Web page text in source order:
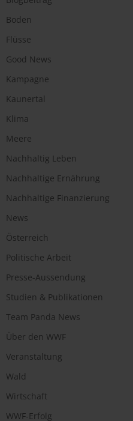
Boden
Flüsse
Good News
Kampagne
Kaunertal
Klima
Meere
Nachhaltig Leben
Nachhaltige Ernährung
Nachhaltige Finanzierung
News
Österreich
Politische Arbeit
Presse-Aussendung
Studien & Publikationen
Team Panda News
Über den WWF
Veranstaltung
Wald
Wirtschaft
WWF-Erfolg